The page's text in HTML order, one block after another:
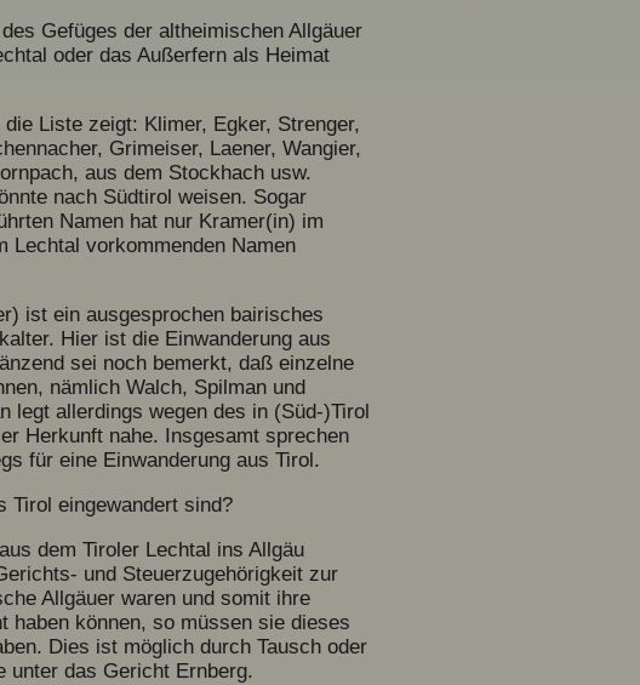
Gefüges der altheimischen Allgäuer
oder das Außerfern als Heimat
Liste zeigt: Klimer, Egker, Strenger,
Grimeiser, Laener, Wangier,
aus dem Stockhach usw.
nach Südtirol weisen. Sogar
Namen hat nur Kramer(in) im
Lechtal vorkommenden Namen
ist ein ausgesprochen bairisches
Hier ist die Einwanderung aus
sei noch bemerkt, daß einzelne
nämlich Walch, Spilman und
legt allerdings wegen des in (Süd-)Tirol
Herkunft nahe. Insgesamt sprechen
für eine Einwanderung aus Tirol.
Tirol eingewandert sind?
dem Tiroler Lechtal ins Allgäu
und Steuerzugehörigkeit zur
Allgäuer waren und somit ihre
haben können, so müssen sie dieses
Dies ist möglich durch Tausch oder
unter das Gericht Ernberg.